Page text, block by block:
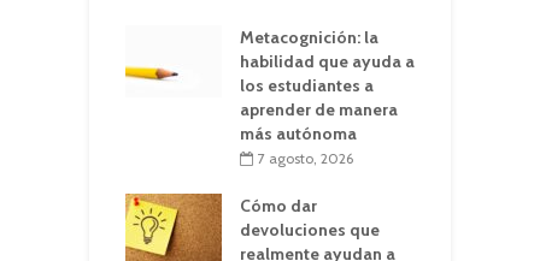
Metacognición: la
habilidad que ayuda a
los estudiantes a
aprender de manera
más autónoma
7 agosto, 2026
Cómo dar
devoluciones que
realmente ayudan a